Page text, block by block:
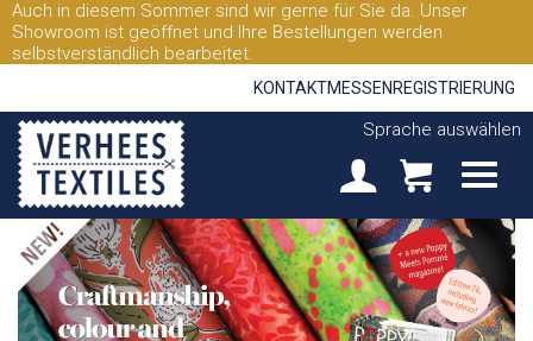
Auch in diesem Sommer sind wir gerne für Sie da. Unser
Showroom ist geöffnet und Ihre Bestellungen werden
selbstverständlich bearbeitet.
KONTAKTMESSEN REGISTRIERUNG
Sprache auswählen